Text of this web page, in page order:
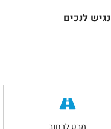
נגיש לנכים